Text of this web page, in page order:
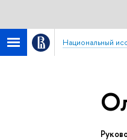
Национальный